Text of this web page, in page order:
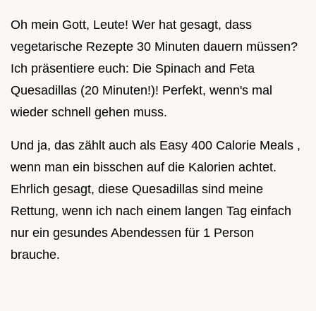
Oh mein Gott, Leute! Wer hat gesagt, dass
vegetarische Rezepte 30 Minuten dauern müssen?
Ich präsentiere euch: Die Spinach and Feta
Quesadillas (20 Minuten!)! Perfekt, wenn's mal
wieder schnell gehen muss.
Und ja, das zählt auch als Easy 400 Calorie Meals ,
wenn man ein bisschen auf die Kalorien achtet.
Ehrlich gesagt, diese Quesadillas sind meine
Rettung, wenn ich nach einem langen Tag einfach
nur ein gesundes Abendessen für 1 Person
brauche.